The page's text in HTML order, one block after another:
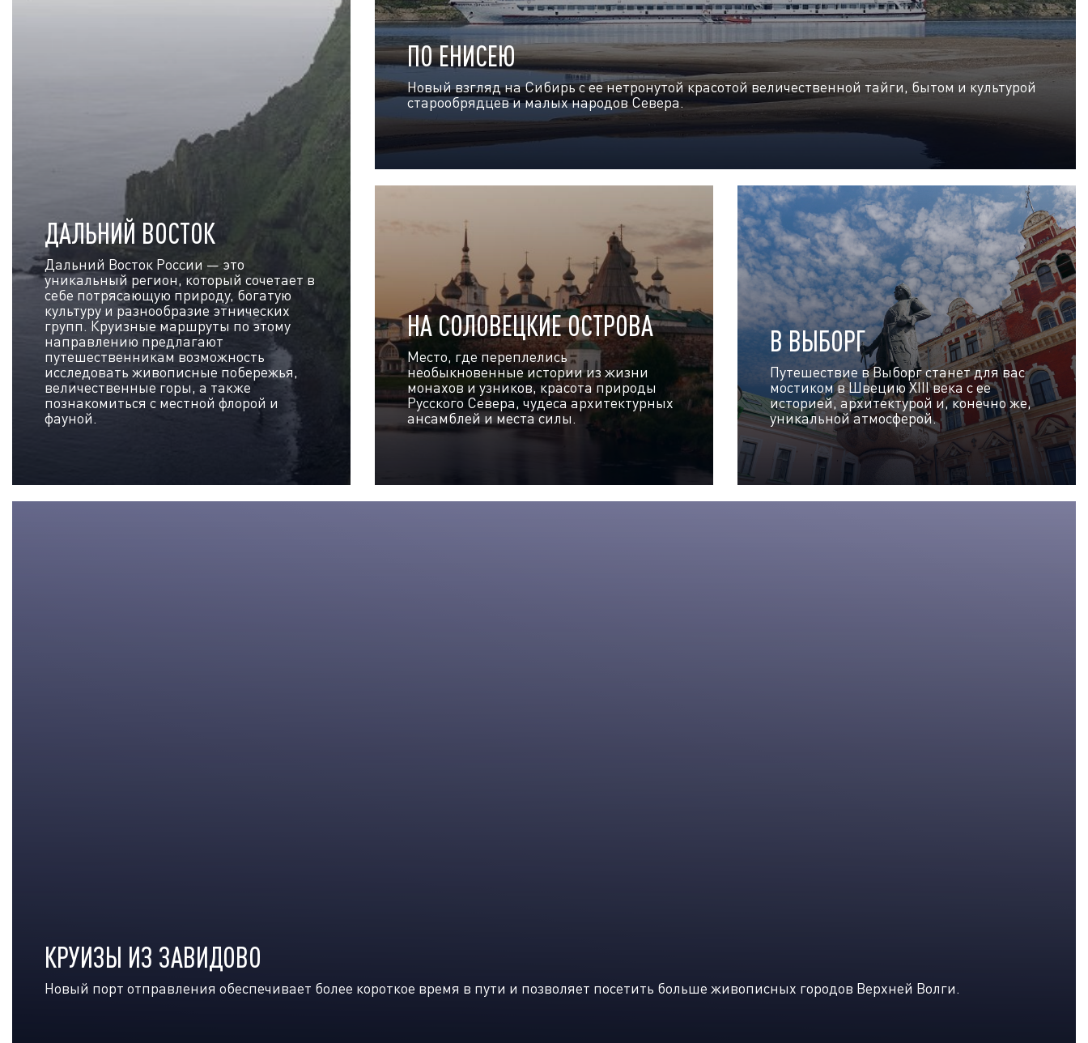
ДАЛЬНИЙ ВОСТОК
Дальний Восток России — это
уникальный регион, который сочетает в
себе потрясающую природу, богатую
культуру и разнообразие этнических
групп. Круизные маршруты по этому
направлению предлагают
путешественникам возможность
исследовать живописные побережья,
величественные горы, а также
познакомиться с местной флорой и
фауной.
ПО ЕНИСЕЮ
Новый взгляд на Сибирь с ее нетронутой красотой величественной тайги, бытом и культурой
старообрядцев и малых народов Севера.
НА СОЛОВЕЦКИЕ ОСТРОВА
Место, где переплелись
необыкновенные истории из жизни
монахов и узников, красота природы
Русского Севера, чудеса архитектурных
ансамблей и места силы.
В ВЫБОРГ
Путешествие в Выборг станет для вас
мостиком в Швецию XIII века с ее
историей, архитектурой и, конечно же,
уникальной атмосферой.
КРУИЗЫ ИЗ ЗАВИДОВО
Новый порт отправления обеспечивает более короткое время в пути и позволяет посетить больше живописных городов Верхней Волги.